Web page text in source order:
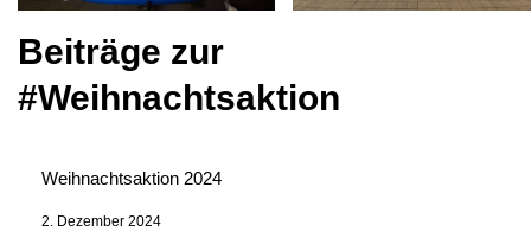
Beiträge zur
#Weihnachtsaktion
Weihnachtsaktion 2024
2. Dezember 2024